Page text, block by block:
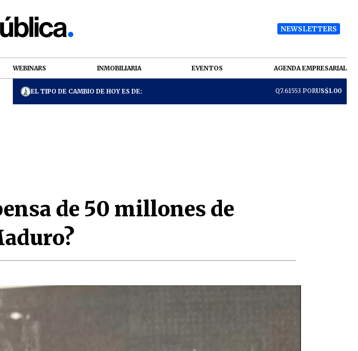
NEWSLETTERS
WEBINARS INMOBILIARIA EVENTOS AGENDA EMPRESARIAL
EL TIPO DE CAMBIO DE HOY ES DE: Q7.61553 PORUS$1.00
de 50 millones de